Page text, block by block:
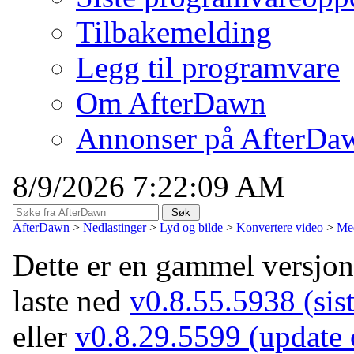
Tilbakemelding
Legg til programvare
Om AfterDawn
Annonser på
8/9/2026 7:22:09 AM
AfterDawn > Nedlastinger > Lyd og bilde > Konvertere video >
Dette er en gammel
laste ned v0.8.55.5938
eller v0.8.29.5599